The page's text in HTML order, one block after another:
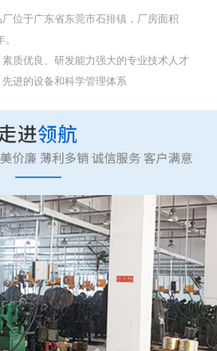
位于广东省东莞市石排镇，厂房面积
质优良、研发能力强大的专业技术人才
进的设备和科学管理体系